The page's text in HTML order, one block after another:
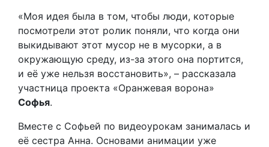
«Моя идея была в том, чтобы люди, которые
посмотрели этот ролик поняли, что когда они
выкидывают этот мусор не в мусорки, а в
окружающую среду, из-за этого она портится,
и её уже нельзя восстановить», – рассказала
участница проекта «Оранжевая ворона»
Софья.
Вместе с Софьей по видеоурокам занималась и
её сестра Анна. Основами анимации уже